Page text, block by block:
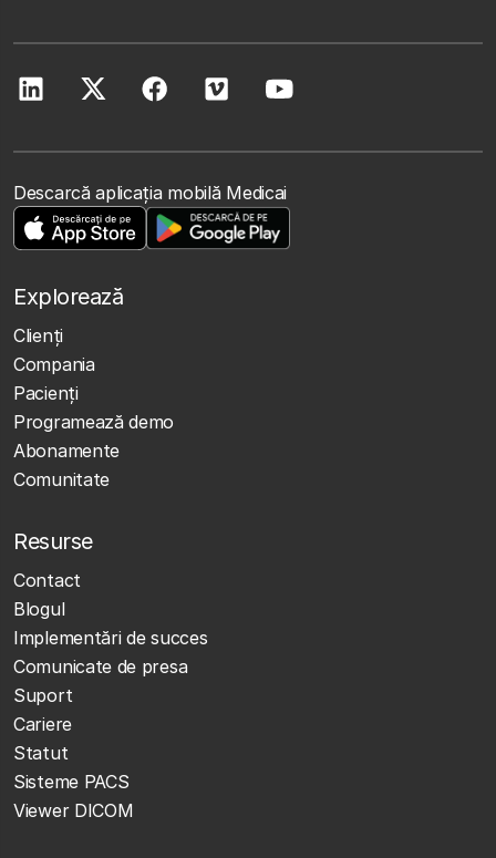
Descarcă aplicația mobilă Medicai
Explorează
Clienţi
Compania
Pacienți
Programează demo
Abonamente
Comunitate
Resurse
Contact
Blogul
Implementări de succes
Comunicate de presa
Suport
Cariere
Statut
Sisteme PACS
Viewer DICOM